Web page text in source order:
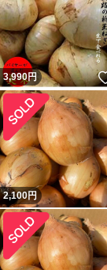
3,990円
2,100円